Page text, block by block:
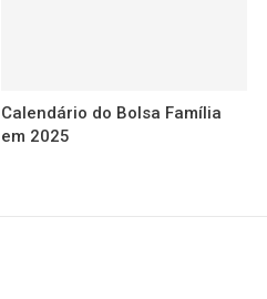
Calendário do Bolsa Família
em 2025